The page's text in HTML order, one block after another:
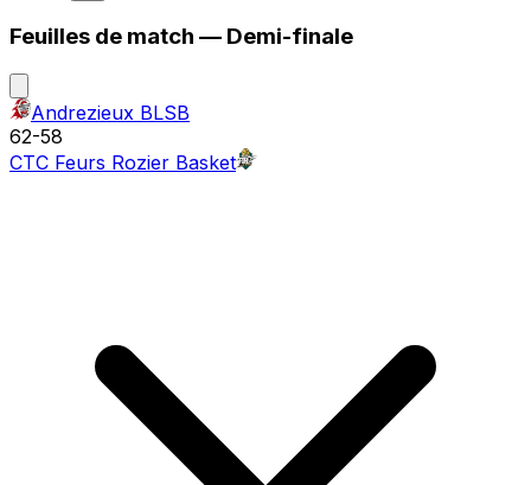
Feuilles de match — Demi-finale
Andrezieux BLSB
62-58
CTC Feurs Rozier Basket